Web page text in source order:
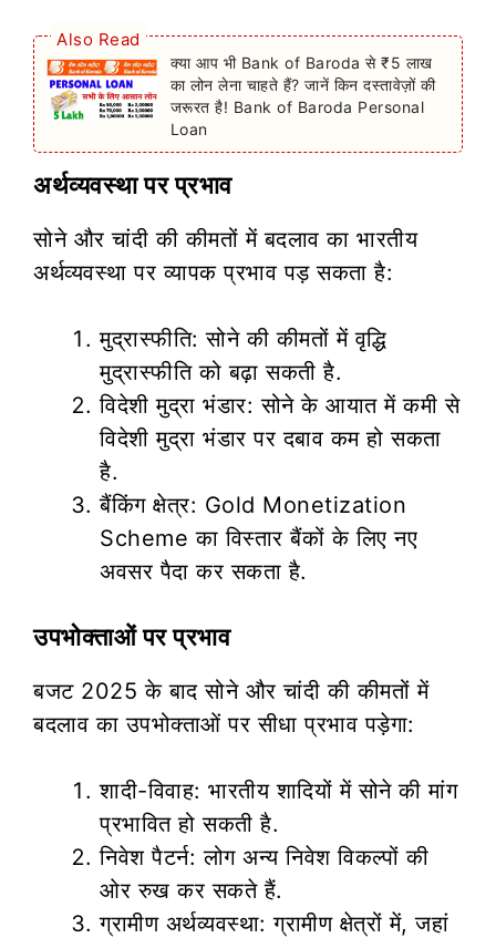
Also Read
क्या आप भी Bank of Baroda से ₹5 लाख
का लोन लेना चाहते हैं? जानें किन दस्तावेज़ों की
जरूरत है! Bank of Baroda Personal
Loan
अर्थव्यवस्था पर प्रभाव
सोने और चांदी की कीमतों में बदलाव का भारतीय
अर्थव्यवस्था पर व्यापक प्रभाव पड़ सकता है:
मुद्रास्फीति: सोने की कीमतों में वृद्धि
मुद्रास्फीति को बढ़ा सकती है.
विदेशी मुद्रा भंडार: सोने के आयात में कमी से
विदेशी मुद्रा भंडार पर दबाव कम हो सकता
है.
बैंकिंग क्षेत्र: Gold Monetization
Scheme का विस्तार बैंकों के लिए नए
अवसर पैदा कर सकता है.
उपभोक्ताओं पर प्रभाव
बजट 2025 के बाद सोने और चांदी की कीमतों में
बदलाव का उपभोक्ताओं पर सीधा प्रभाव पड़ेगा:
शादी-विवाह: भारतीय शादियों में सोने की मांग
प्रभावित हो सकती है.
निवेश पैटर्न: लोग अन्य निवेश विकल्पों की
ओर रुख कर सकते हैं.
ग्रामीण अर्थव्यवस्था: ग्रामीण क्षेत्रों में, जहां